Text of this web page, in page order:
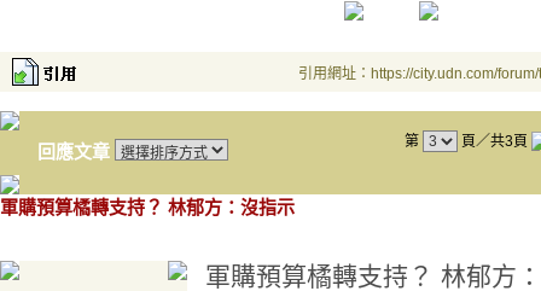
引用網址：https://city.udn.com/
回應文章 第 頁／共3頁
軍購預算橘轉支持？ 林郁方：沒指示
軍購預算橘轉支持？ 林郁方